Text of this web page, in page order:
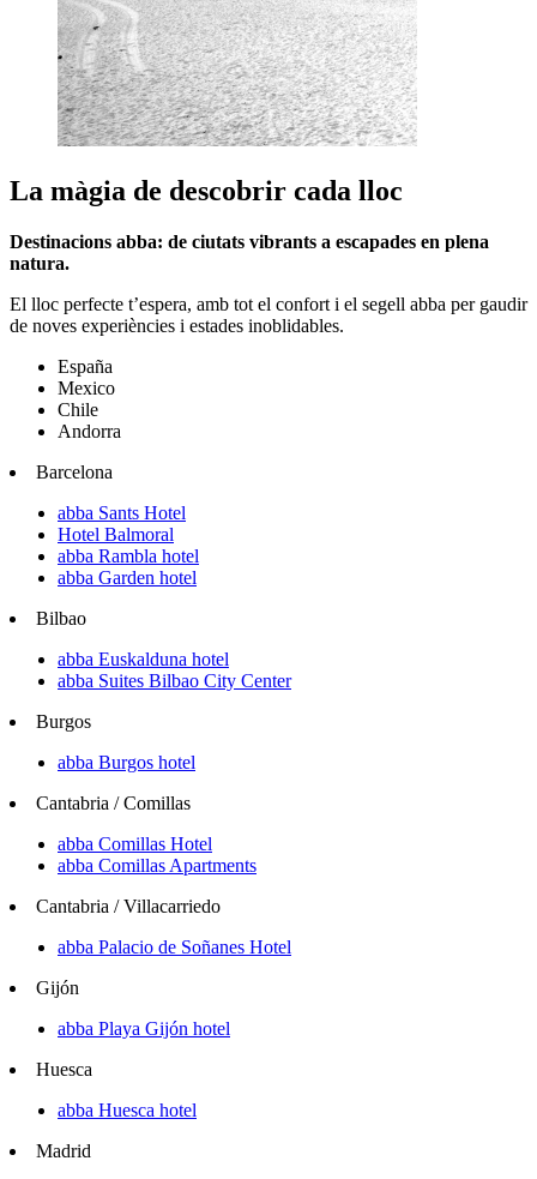
La màgia de descobrir cada lloc
Destinacions abba: de ciutats vibrants a escapades en plena
natura.
El lloc perfecte t’espera, amb tot el confort i el segell abba per gaudir
de noves experiències i estades inoblidables.
España
Mexico
Chile
Andorra
Barcelona
abba Sants Hotel
Hotel Balmoral
abba Rambla hotel
abba Garden hotel
Bilbao
abba Euskalduna hotel
abba Suites Bilbao City Center
Burgos
abba Burgos hotel
Cantabria / Comillas
abba Comillas Hotel
abba Comillas Apartments
Cantabria / Villacarriedo
abba Palacio de Soñanes Hotel
Gijón
abba Playa Gijón hotel
Huesca
abba Huesca hotel
Madrid